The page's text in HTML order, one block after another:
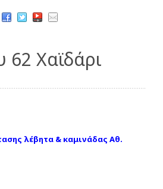
62 Χαϊδάρι
λέβητα & καμινάδας Αθ.